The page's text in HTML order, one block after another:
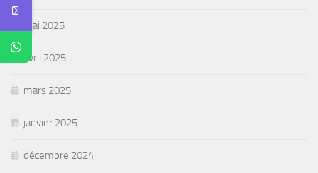
mai 2025
avril 2025
mars 2025
janvier 2025
décembre 2024